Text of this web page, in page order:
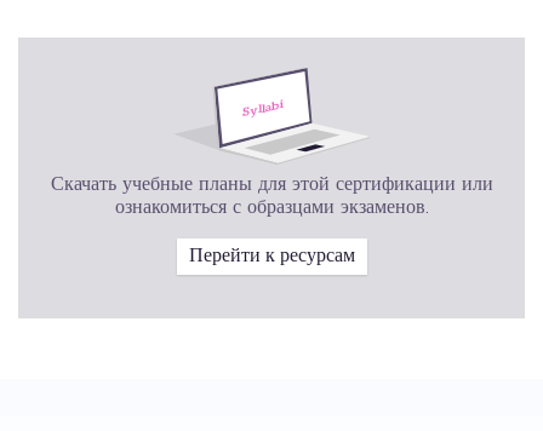
Скачать учебные планы для этой сертификации или
ознакомиться с образцами экзаменов.
Перейти к ресурсам